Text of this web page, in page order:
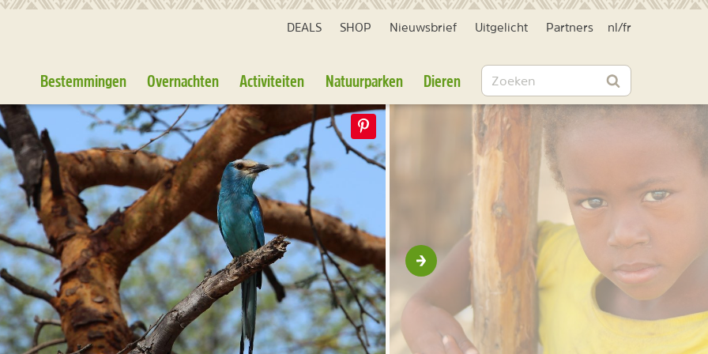
DEALS SHOP Nieuwsbrief Uitgelicht Partners nl /fr
Bestemmingen Overnachten Activiteiten Natuurparken Dieren Zoeken
Zoeken
Volgende